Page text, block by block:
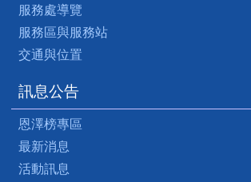
服務處導覽
服務區與服務站
交通與位置
訊息公告
恩澤榜專區
最新消息
活動訊息